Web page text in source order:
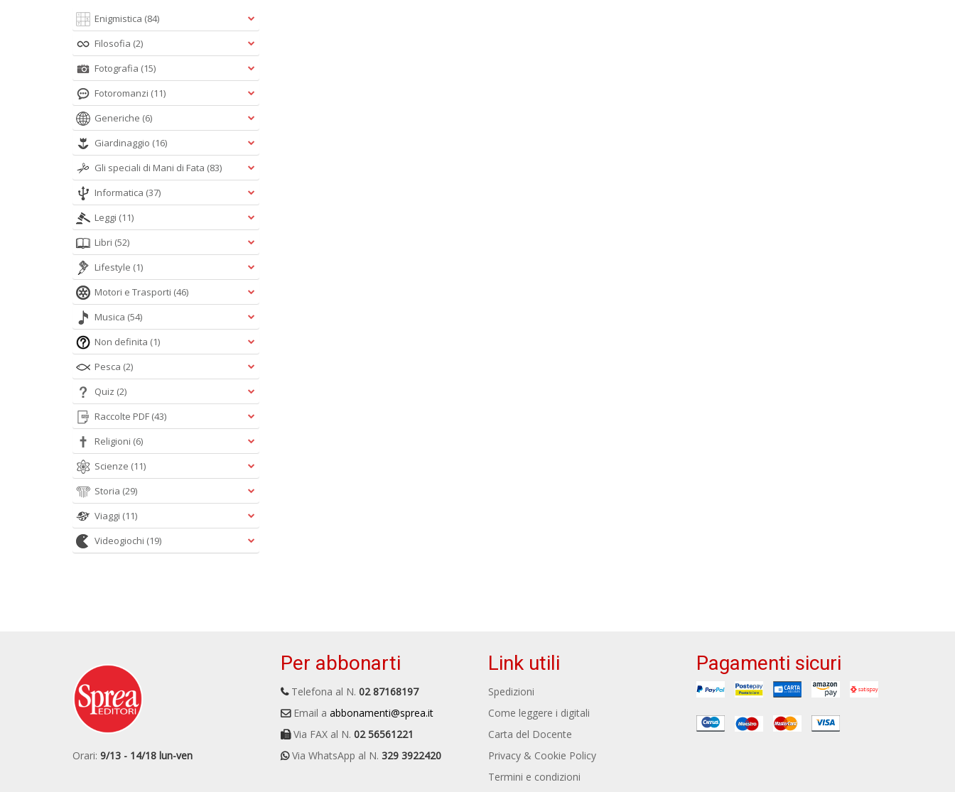
Enigmistica (84)
Filosofia (2)
Fotografia (15)
Fotoromanzi (11)
Generiche (6)
Giardinaggio (16)
Gli speciali di Mani di Fata (83)
Informatica (37)
Leggi (11)
Libri (52)
Lifestyle (1)
Motori e Trasporti (46)
Musica (54)
Non definita (1)
Pesca (2)
Quiz (2)
Raccolte PDF (43)
Religioni (6)
Scienze (11)
Storia (29)
Viaggi (11)
Videogiochi (19)
Orari: 9/13 - 14/18 lun-ven
Per abbonarti
Telefona al N. 02 87168197
Email a abbonamenti@sprea.it
Via FAX al N. 02 56561221
Via WhatsApp al N. 329 3922420
Link utili
Spedizioni
Come leggere i digitali
Carta del Docente
Privacy & Cookie Policy
Termini e condizioni
Pagamenti sicuri